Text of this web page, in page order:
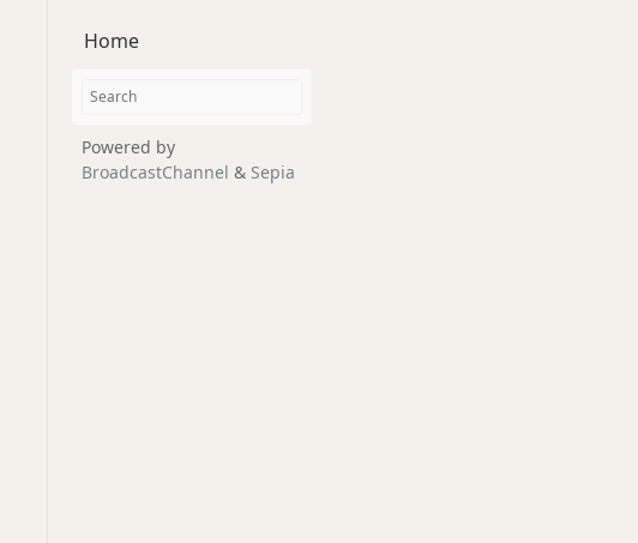
Home
Powered by
BroadcastChannel & Sepia